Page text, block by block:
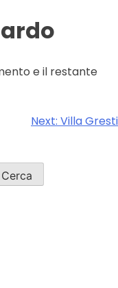
e il restante
Next: Villa Gresti
Cerca